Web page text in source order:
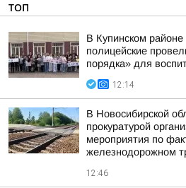
ТОП
В Купинском
полицейские
порядка» для
12:14
В Новосибирской
прокуратурой
мероприятия по
железнодорожном
12:46